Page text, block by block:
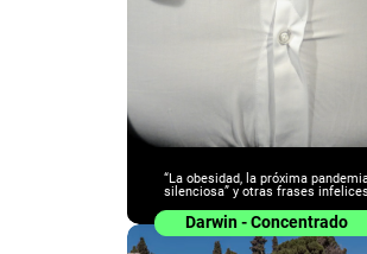
“La obesidad, la próxima
silenciosa” y otras frases infelices
Darwin - Concentrado